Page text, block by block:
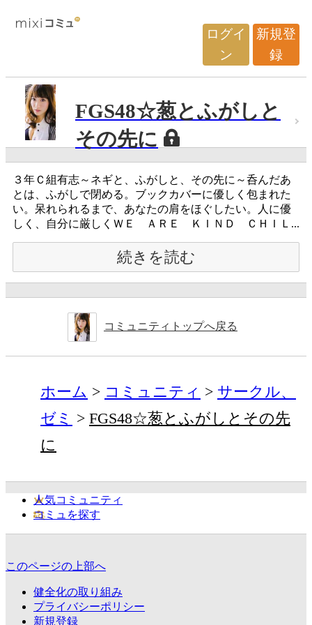
ログイ
ン
新規登
録
FGS48☆葱とふがしと
その先に
３年Ｃ組有志～ネギと、ふがしと、その先に～呑んだあ
とは、ふがしで閉める。ブックカバーに優しく包まれた
い。呆れられるまで、あなたの肩をほぐしたい。人に優
しく、自分に厳しくＷＥ ＡＲＥ ＫＩＮＤ ＣＨＩＬ...
続きを読む
コミュニティトップへ戻る
ホーム コミュニティ
サークル、
ゼミ
FGS48☆葱とふがしとその先
に
人気コミュニティ
コミュを探す
このページの上部へ
健全化の取り組み
プライバシーポリシー
新規登録